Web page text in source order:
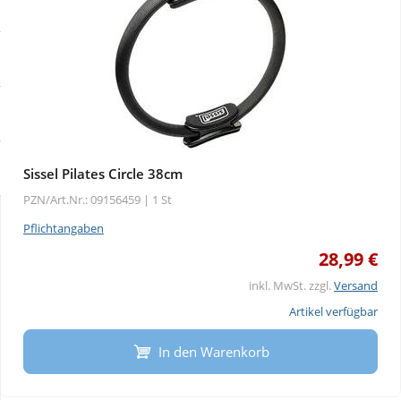
Täglich gut versorgt
Körperpflege & Kosmetik
Nahrungsergänzung
Natur & Homöopathie
Sport & Fitness
Sissel Pilates Circle 38cm
PZN/Art.Nr.: 09156459 | 1 St
Pflichtangaben
28,99 €
inkl. MwSt. zzgl.Versand
Artikel verfügbar
In den Warenkorb